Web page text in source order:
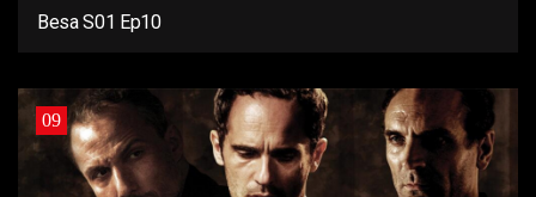
Besa S01 Ep10
09